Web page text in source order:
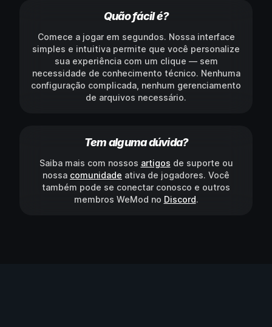
Quão fácil é?
Comece a jogar em segundos. Nossa interface
simples e intuitiva permite que você personalize
sua experiência com um clique — sem
necessidade de conhecimento técnico. Nenhuma
configuração complicada, nenhum gerenciamento
de arquivos necessário.
Tem alguma dúvida?
Saiba mais com nossos artigos de suporte ou
nossa comunidade ativa de jogadores. Você
também pode se conectar conosco e outros
membros WeMod no Discord.